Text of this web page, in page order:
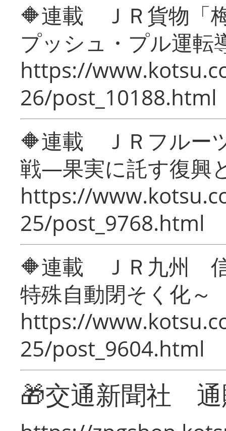
🔶連載 ＪＲ貨物「
プッシュ・プル運転
https://
26/post_10188.html
🔶連載 ＪＲフルー
戦―果実に託す復興
https://
25/post_9768.html
🔶連載 ＪＲ九州 信
特殊自動閉そく化～
https://
25/post_9604.html
🎁交通新聞社